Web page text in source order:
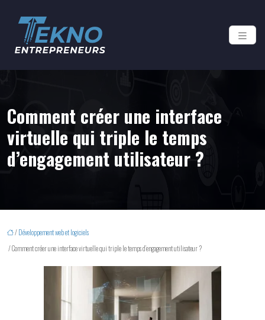
Comment créer une interface
virtuelle qui triple le temps
d’engagement utilisateur ?
/Développement web et logiciels
/ Comment créer une interface virtuelle qui triple le temps d’engagement utilisateur ?